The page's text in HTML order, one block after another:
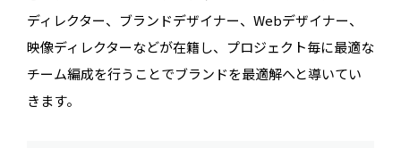
ディレクター、ブランドデザイナー、Webデザイナー、
映像ディレクターなどが在籍し、プロジェクト毎に最適な
チーム編成を行うことでブランドを最適解へと導いてい
きます。